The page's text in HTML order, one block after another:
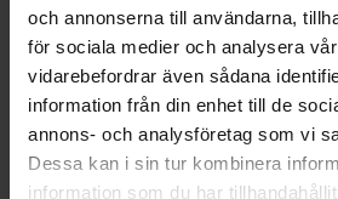
och annonserna till användarna,
för sociala medier och analysera
vidarebefordrar även sådana
information från din enhet till de
annons- och analysföretag som vi
Dessa kan i sin tur kombinera
information som du har
Godispåsar i papper